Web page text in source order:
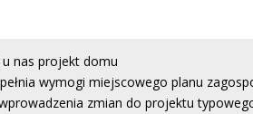
nas projekt domu
wymogi miejscowego planu
zmian do projektu